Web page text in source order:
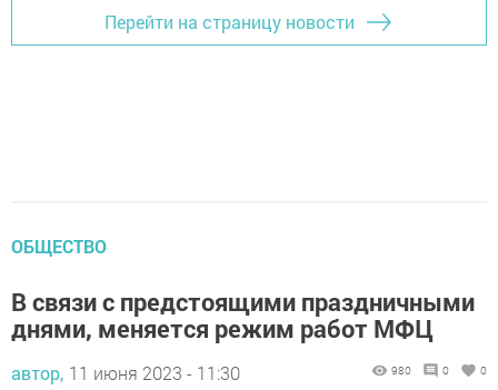
Перейти на страницу новости
ОБЩЕСТВО
В связи с предстоящими праздничными
днями, меняется режим работ МФЦ
автор, 11 июня 2023 - 11:30 980 0 0